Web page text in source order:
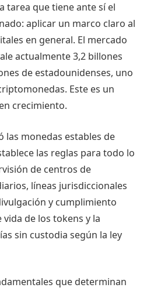
tarea que tiene ante sí el
aplicar un marco claro al
en general. El mercado
actualmente 3,2 billones
de estadounidenses, uno
Este es un
crecimiento.
las monedas estables de
las reglas para todo lo
de centros de
líneas jurisdiccionales
y cumplimiento
de los tokens y la
sin custodia según la ley
que determinan